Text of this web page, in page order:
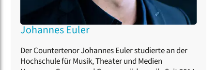
Johannes Euler
Der Countertenor Johannes Euler studierte an der
Hochschule für Musik, Theater und Medien